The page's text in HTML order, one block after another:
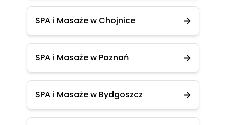
SPA i Masaże w Chojnice
SPA i Masaże w Poznań
SPA i Masaże w Bydgoszcz